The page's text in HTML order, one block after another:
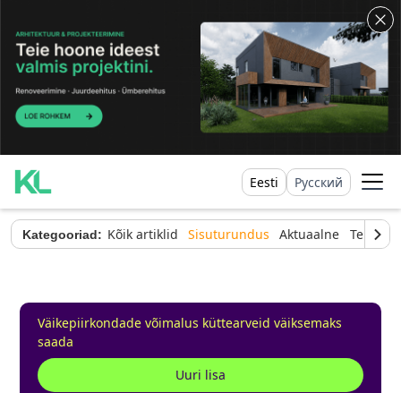
Eesti Русский
Kategooriad: Kõik artiklid Sisuturundus Aktuaalne
Väikepiirkondade võimalus küttearveid väiksemaks
saada
Uuri lisa